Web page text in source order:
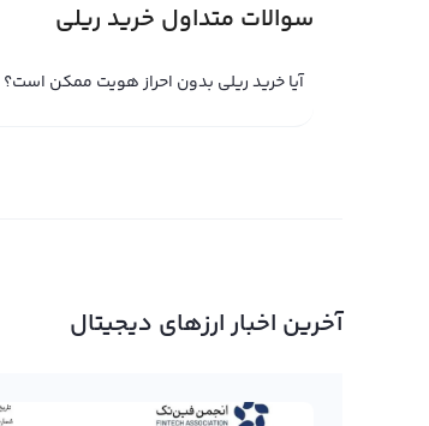
شما نهایی خواهد شد. اگر با بررسی
حرفه‌ای عملیات خود را به سود ببینید.
سوالات متداول خرید ریلی
آیا خرید ریلی بدون احراز هویت ممکن است؟
آخرین اخبار ارزهای دیجیتال